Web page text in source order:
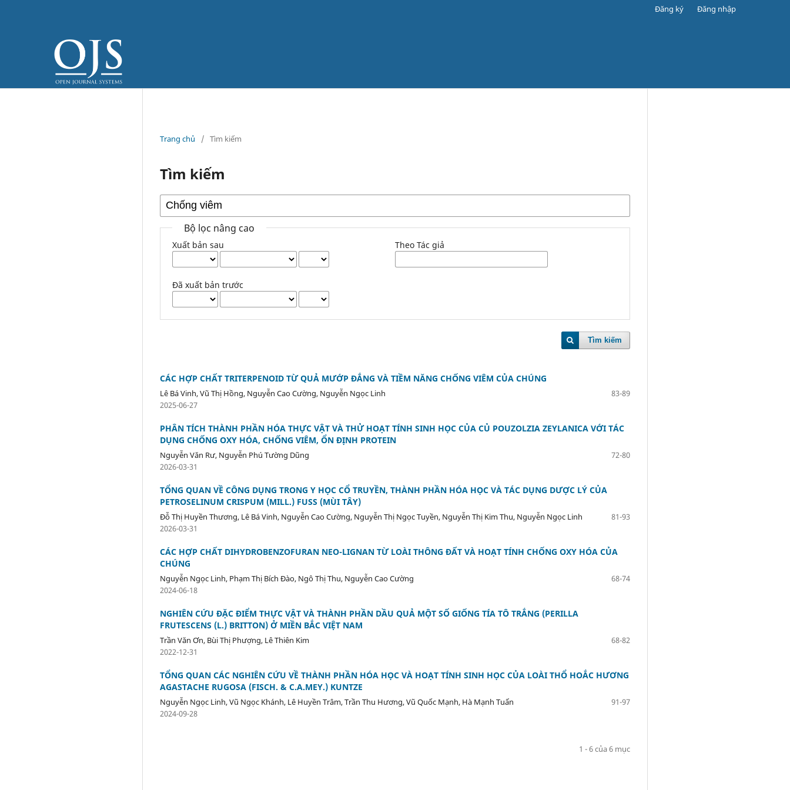
Đăng ký Đăng nhập
Trang chủ / Tìm kiếm
Tìm kiếm
Bộ lọc nâng cao
Xuất bản sau
Đã xuất bản trước
Theo Tác giả
Tìm kiếm
CÁC HỢP CHẤT TRITERPENOID TỪ QUẢ MƯỚP ĐẮNG VÀ TIỀM NĂNG CHỐNG VIÊM CỦA CHÚNG
Lê Bá Vinh, Vũ Thị Hồng, Nguyễn Cao Cường, Nguyễn Ngọc Linh
83-89
2025-06-27
PHÂN TÍCH THÀNH PHẦN HÓA THỰC VẬT VÀ THỬ HOẠT TÍNH SINH HỌC CỦA CỦ POUZOLZIA ZEYLANICA VỚI TÁC
DỤNG CHỐNG OXY HÓA, CHỐNG VIÊM, ỔN ĐỊNH PROTEIN
Nguyễn Văn Rư, Nguyễn Phú Tường Dũng
72-80
2026-03-31
TỔNG QUAN VỀ CÔNG DỤNG TRONG Y HỌC CỔ TRUYỀN, THÀNH PHẦN HÓA HỌC VÀ TÁC DỤNG DƯỢC LÝ CỦA
PETROSELINUM CRISPUM (MILL.) FUSS (MÙI TÂY)
Đỗ Thị Huyền Thương, Lê Bá Vinh, Nguyễn Cao Cường, Nguyễn Thị Ngọc Tuyền, Nguyễn Thị Kim Thu, Nguyễn Ngọc Linh
81-93
2026-03-31
CÁC HỢP CHẤT DIHYDROBENZOFURAN NEO-LIGNAN TỪ LOÀI THÔNG ĐẤT VÀ HOẠT TÍNH CHỐNG OXY HÓA CỦA
CHÚNG
Nguyễn Ngọc Linh, Phạm Thị Bích Đào, Ngô Thị Thu, Nguyễn Cao Cường
68-74
2024-06-18
NGHIÊN CỨU ĐẶC ĐIỂM THỰC VẬT VÀ THÀNH PHẦN DẦU QUẢ MỘT SỐ GIỐNG TÍA TÔ TRẮNG (PERILLA
FRUTESCENS (L.) BRITTON) Ở MIỀN BẮC VIỆT NAM
Trần Văn Ơn, Bùi Thị Phượng, Lê Thiên Kim
68-82
2022-12-31
TỔNG QUAN CÁC NGHIÊN CỨU VỀ THÀNH PHẦN HÓA HỌC VÀ HOẠT TÍNH SINH HỌC CỦA LOÀI THỔ HOẮC HƯƠNG
AGASTACHE RUGOSA (FISCH. & C.A.MEY.) KUNTZE
Nguyễn Ngọc Linh, Vũ Ngọc Khánh, Lê Huyền Trâm, Trần Thu Hương, Vũ Quốc Mạnh, Hà Mạnh Tuấn
91-97
2024-09-28
1 - 6 của 6 mục